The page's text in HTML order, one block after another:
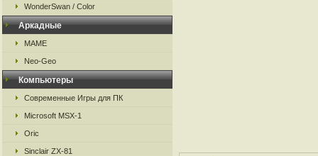
WonderSwan / Color
Аркадные
MAME
Neo-Geo
Компьютеры
Современные Игры для ПК
Microsoft MSX-1
Oric
Sinclair ZX-81